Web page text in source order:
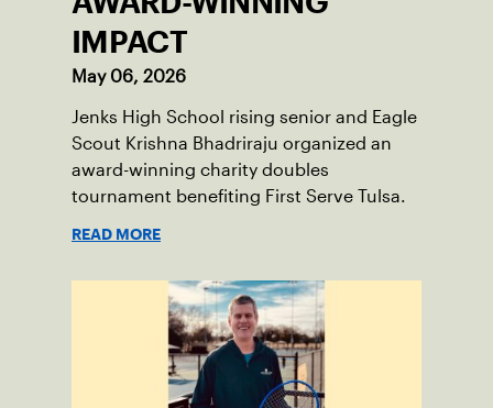
IMPACT
May 06, 2026
Jenks High School rising senior and Eagle
Scout Krishna Bhadriraju organized an
award-winning charity doubles
tournament benefiting First Serve Tulsa.
READ MORE